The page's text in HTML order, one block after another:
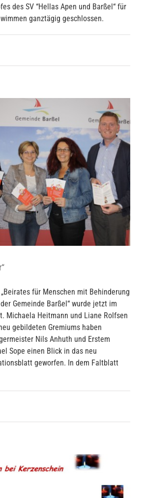
des SV “Hellas Apen und Barßel“ für
ganztägig geschlossen.
für Menschen mit Behinderung
Gemeinde Barßel“ wurde jetzt im
Michaela Heitmann und Liane Rolfsen
gebildeten Gremiums haben
Nils Anhuth und Erstem
Sope einen Blick in das neu
geworfen. In dem Faltblatt